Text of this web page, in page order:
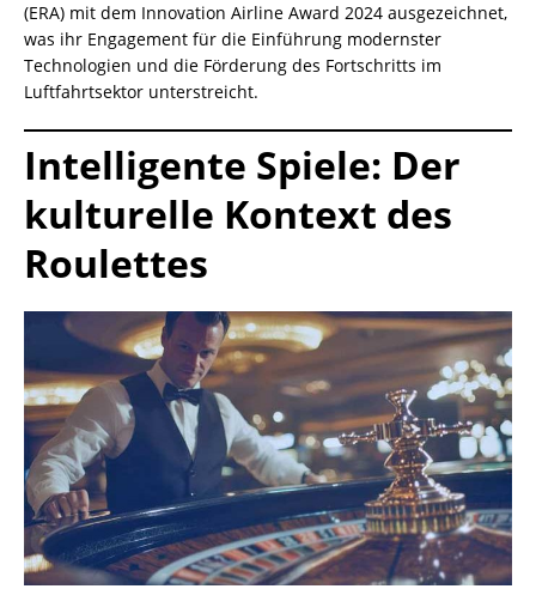
(ERA) mit dem Innovation Airline Award 2024 ausgezeichnet,
was ihr Engagement für die Einführung modernster
Technologien und die Förderung des Fortschritts im
Luftfahrtsektor unterstreicht.
Intelligente Spiele: Der
kulturelle Kontext des
Roulettes